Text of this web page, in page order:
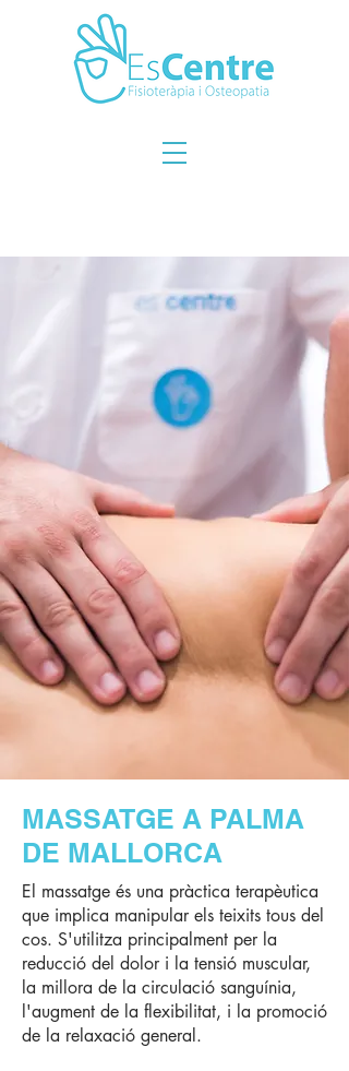
MASSATGE A PALMA
DE MALLORCA
El massatge és una pràctica terapèutica
que implica manipular els teixits tous del
cos. S'utilitza principalment per la
reducció del dolor i la tensió muscular,
la millora de la circulació sanguínia,
l'augment de la flexibilitat, i la promoció
de la relaxació general.